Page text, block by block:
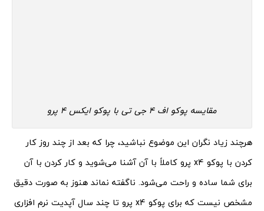
مقایسه پوکو اف 4 جی تی با پوکو ایکس 4 پرو
هرچند زیاد نگران این موضوع نباشید، چرا که بعد از چند روز کار
کردن با پوکو x4 پرو کاملاً با آن آشنا می‌شوید و کار کردن با آن
برای شما ساده و راحت می‌شود. ناگفته نماند هنوز به صورت دقیق
مشخص نیست که برای پوکو x4 پرو تا چند سال آپدیت نرم افزاری